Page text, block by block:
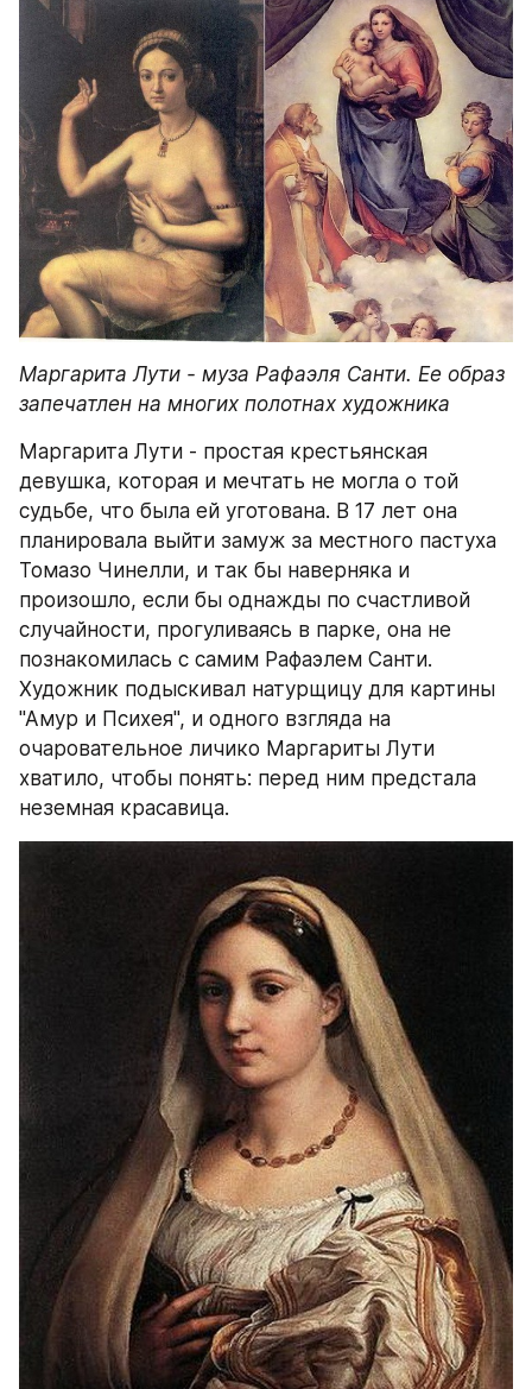
Маргарита Лути - муза Рафаэля Санти. Ее образ
запечатлен на многих полотнах художника
Маргарита Лути - простая крестьянская
девушка, которая и мечтать не могла о той
судьбе, что была ей уготована. В 17 лет она
планировала выйти замуж за местного пастуха
Томазо Чинелли, и так бы наверняка и
произошло, если бы однажды по счастливой
случайности, прогуливаясь в парке, она не
познакомилась с самим Рафаэлем Санти.
Художник подыскивал натурщицу для картины
"Амур и Психея", и одного взгляда на
очаровательное личико Маргариты Лути
хватило, чтобы понять: перед ним предстала
неземная красавица.